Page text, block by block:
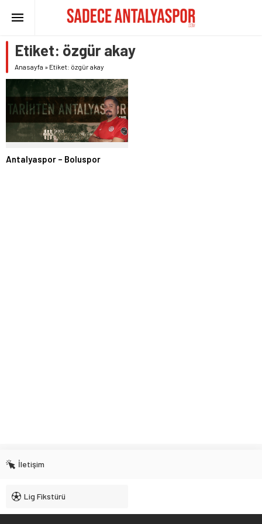
Etiket: özgür akay
Anasayfa » Etiket: özgür akay
Antalyaspor – Boluspor
İletişim
Lig Fikstürü